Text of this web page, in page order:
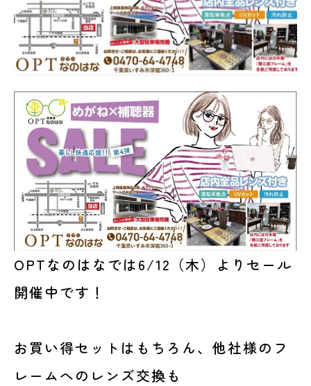
OPTなのはなでは6/12（木）よりセール
開催中です！
お買い得セットはもちろん、他社様のフ
レームへのレンズ交換も